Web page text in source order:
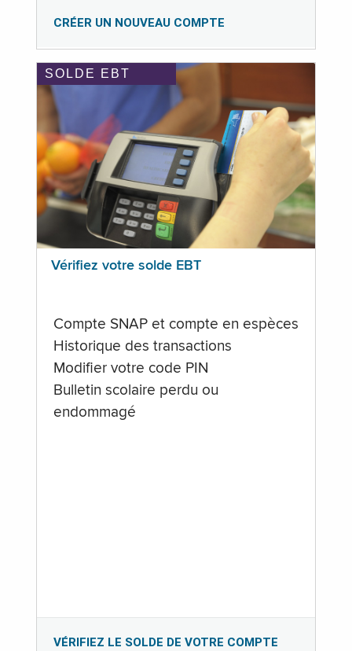
CRÉER UN NOUVEAU COMPTE
SOLDE EBT
Vérifiez votre solde EBT
Compte SNAP et compte en espèces
Historique des transactions
Modifier votre code PIN
Bulletin scolaire perdu ou
endommagé
VÉRIFIEZ LE SOLDE DE VOTRE COMPTE